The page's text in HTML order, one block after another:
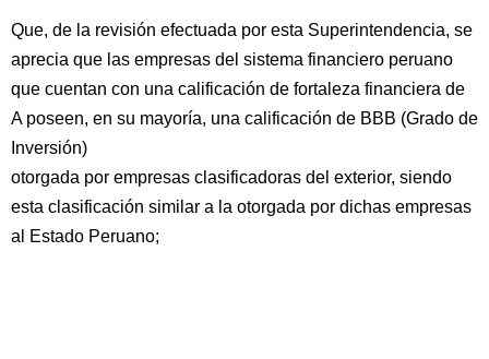
Que, de la revisión efectuada por esta Superintendencia, se
aprecia que las empresas del sistema financiero peruano
que cuentan con una calificación de fortaleza financiera de
A poseen, en su mayoría, una calificación de BBB (Grado de
Inversión)
otorgada por empresas clasificadoras del exterior, siendo
esta clasificación similar a la otorgada por dichas empresas
al Estado Peruano;